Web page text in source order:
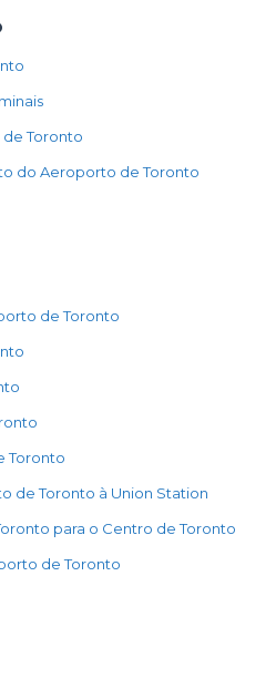
Toronto
do Aeroporto de Toronto
de Toronto
Toronto
de Toronto à Union Station
para o Centro de Toronto
de Toronto